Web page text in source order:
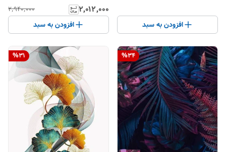
افزودن به سبد
۲٬۰۱۲٬۰۰۰ ۲٬۹۴۰٬۰۰۰
افزودن به سبد
%34
%31